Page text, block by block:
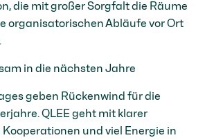
die mit großer Sorgfalt die Räume
organisatorischen Abläufe vor Ort
in die nächsten Jahre
geben Rückenwind für die
QLEE geht mit klarer
und viel Energie in